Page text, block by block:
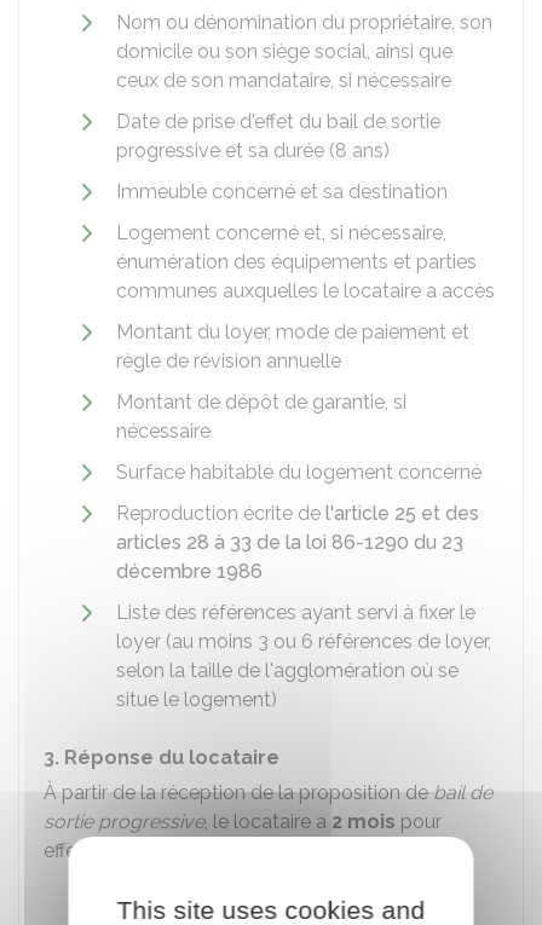
Nom ou dénomination du propriétaire, son
domicile ou son siège social, ainsi que
ceux de son mandataire, si nécessaire
Date de prise d'effet du bail de sortie
progressive et sa durée (8 ans)
Immeuble concerné et sa destination
Logement concerné et, si nécessaire,
énumération des équipements et parties
communes auxquelles le locataire a accès
Montant du loyer, mode de paiement et
règle de révision annuelle
Montant de dépôt de garantie, si
nécessaire
Surface habitable du logement concerné
Reproduction écrite de l'article 25 et des
articles 28 à 33 de la loi 86-1290 du 23
décembre 1986
Liste des références ayant servi à fixer le
loyer (au moins 3 ou 6 références de loyer,
selon la taille de l'agglomération où se
situe le logement)
3. Réponse du locataire
À partir de la réception de la proposition debail de
sortie progressive, le locataire a 2 mois pour
effectuer l'une des actions suivantes :
This site uses cookies and